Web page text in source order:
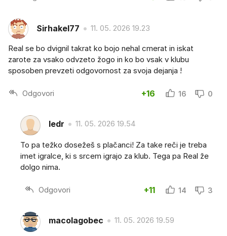
Sirhakel77 11. 05. 2026 19.23
Real se bo dvignil takrat ko bojo nehal cmerat in iskat
zarote za vsako odvzeto žogo in ko bo vsak v klubu
sposoben prevzeti odgovornost za svoja dejanja !
Odgovori +16 16 0
ledr 11. 05. 2026 19.54
To pa težko dosežeš s plačanci! Za take reči je treba
imet igralce, ki s srcem igrajo za klub. Tega pa Real že
dolgo nima.
Odgovori +11 14 3
macolagobec 11. 05. 2026 19.59